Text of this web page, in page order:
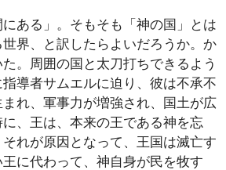
ある」。そもそも「神の国」とは
界、と訳したらよいだろうか。か
。周囲の国と太刀打ちできるよう
導者サムエルに迫り、彼は不承不
れ、軍事力が増強され、国土が広
、王は、本来の王である神を忘
れが原因となって、王国は滅亡す
に代わって、神自身が民を牧す